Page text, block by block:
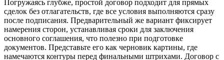
Погружаясь глубже, простой договор подходит для прямых
сделок без отлагательств, где все условия выполняются сразу
после подписания. Предварительный же вариант фиксирует
намерения сторон, устанавливая сроки для заключения
основного соглашения, что полезно при подготовке
документов. Представьте его как черновик картины, где
намечаются контуры перед финальными штрихами. Договор с